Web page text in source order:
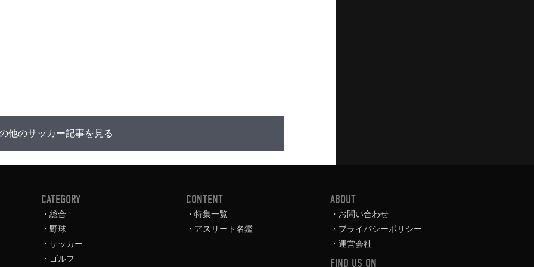
他のサッカー記事を見る
CATEGORY
総合
野球
サッカー
ゴルフ
CONTENT
特集一覧
アスリート名鑑
ABOUT
お問い合わせ
プライバシーポリシー
運営会社
FIND US ON